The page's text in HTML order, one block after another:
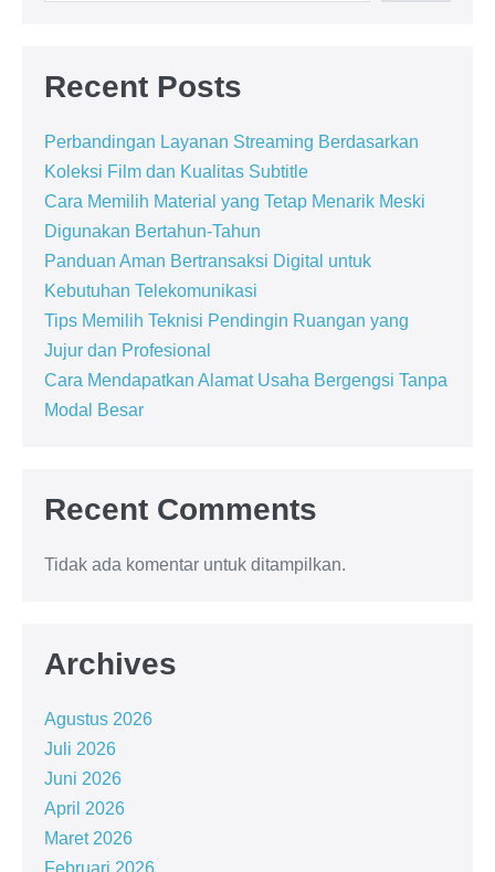
Recent Posts
Perbandingan Layanan Streaming Berdasarkan
Koleksi Film dan Kualitas Subtitle
Cara Memilih Material yang Tetap Menarik Meski
Digunakan Bertahun-Tahun
Panduan Aman Bertransaksi Digital untuk
Kebutuhan Telekomunikasi
Tips Memilih Teknisi Pendingin Ruangan yang
Jujur dan Profesional
Cara Mendapatkan Alamat Usaha Bergengsi Tanpa
Modal Besar
Recent Comments
Tidak ada komentar untuk ditampilkan.
Archives
Agustus 2026
Juli 2026
Juni 2026
April 2026
Maret 2026